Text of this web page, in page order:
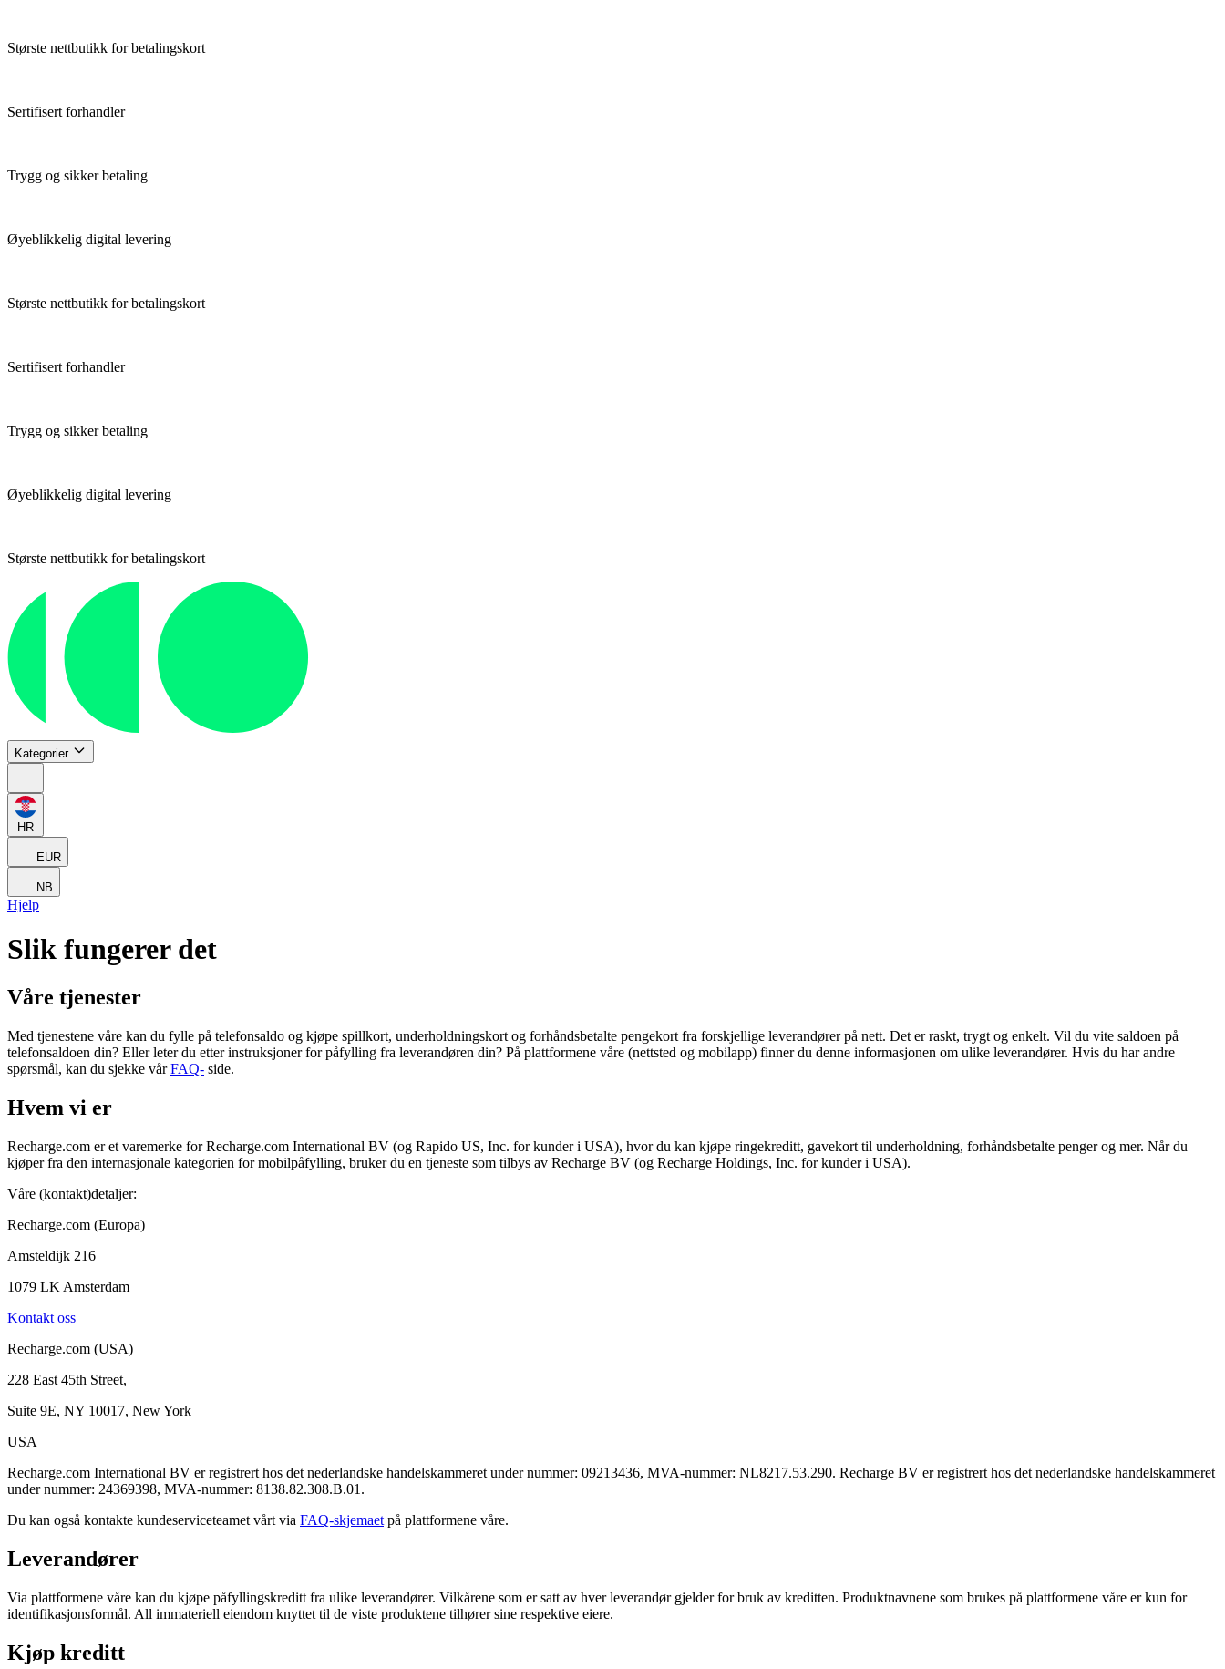
Største nettbutikk for betalingskort
Sertifisert forhandler
Trygg og sikker betaling
Øyeblikkelig digital levering
Største nettbutikk for betalingskort
Sertifisert forhandler
Trygg og sikker betaling
Øyeblikkelig digital levering
Største nettbutikk for betalingskort
Kategorier
HR
EUR
NB
Hjelp
Slik fungerer det
Våre tjenester
Med tjenestene våre kan du fylle på telefonsaldo og kjøpe spillkort, underholdningskort og forhåndsbetalte pengekort fra forskjellige leverandører på nett. Det er raskt, trygt og enkelt. Vil du vite saldoen på
telefonsaldoen din? Eller leter du etter instruksjoner for påfylling fra leverandøren din? På plattformene våre (nettsted og mobilapp) finner du denne informasjonen om ulike leverandører. Hvis du har andre
spørsmål, kan du sjekke vårFAQ- side.
Hvem vi er
Recharge.com er et varemerke for Recharge.com International BV (og Rapido US, Inc. for kunder i USA), hvor du kan kjøpe ringekreditt, gavekort til underholdning, forhåndsbetalte penger og mer. Når du
kjøper fra den internasjonale kategorien for mobilpåfylling, bruker du en tjeneste som tilbys av Recharge BV (og Recharge Holdings, Inc. for kunder i USA).
Våre (kontakt)detaljer:
Recharge.com (Europa)
Amsteldijk 216
1079 LK Amsterdam
Kontakt oss
Recharge.com (USA)
228 East 45th Street,
Suite 9E, NY 10017, New York
USA
Recharge.com International BV er registrert hos det nederlandske handelskammeret under nummer: 09213436, MVA-nummer: NL8217.53.290. Recharge BV er registrert hos det nederlandske handelskammeret
under nummer: 24369398, MVA-nummer: 8138.82.308.B.01.
Du kan også kontakte kundeserviceteamet vårt via FAQ-skjemaet på plattformene våre.
Leverandører
Via plattformene våre kan du kjøpe påfyllingskreditt fra ulike leverandører. Vilkårene som er satt av hver leverandør gjelder for bruk av kreditten. Produktnavnene som brukes på plattformene våre er kun for
identifikasjonsformål. All immateriell eiendom knyttet til de viste produktene tilhører sine respektive eiere.
Kjøp kreditt